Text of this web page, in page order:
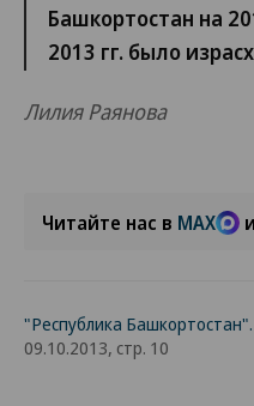
Башкортостан на
2013 гг. было
Лилия Раянова
Читайте нас в MAX
"Республика
09.10.2013, стр. 10